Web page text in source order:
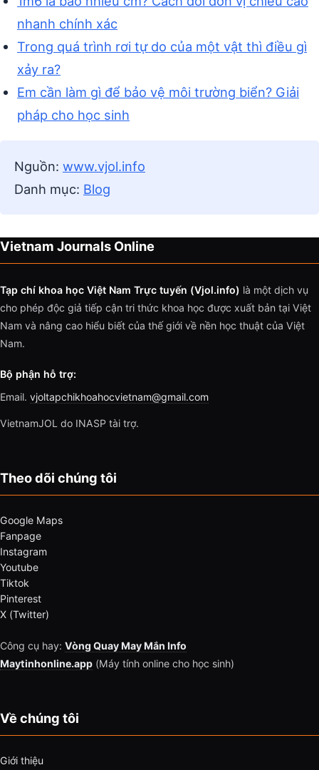
nhanh chính xác
Trong quá trình rơi tự do của một vật thì điều gì
xảy ra?
Em cần làm gì để bảo vệ môi trường biển? Giải
pháp cho học sinh
Nguồn: www.vjol.info
Danh mục: Blog
Vietnam Journals Online
Tạp chí khoa học Việt Nam Trực tuyến (Vjol.info) là một dịch vụ
cho phép độc giả tiếp cận tri thức khoa học được xuất bản tại Việt
Nam và nâng cao hiểu biết của thế giới về nền học thuật của Việt
Nam.
Bộ phận hỗ trợ:
Email. vjoltapchikhoahocvietnam@gmail.com
VietnamJOL do INASP tài trợ.
Theo dõi chúng tôi
Google Maps
Fanpage
Instagram
Youtube
Tiktok
Pinterest
X (Twitter)
Công cụ hay: Vòng Quay May Mắn Info
Maytinhonline.app (Máy tính online cho học sinh)
Về chúng tôi
Giới thiệu